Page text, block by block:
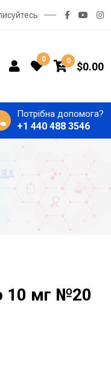
0 0 $0.00
Потрібна допомога?
+1 440 488 3546
10 мг №20